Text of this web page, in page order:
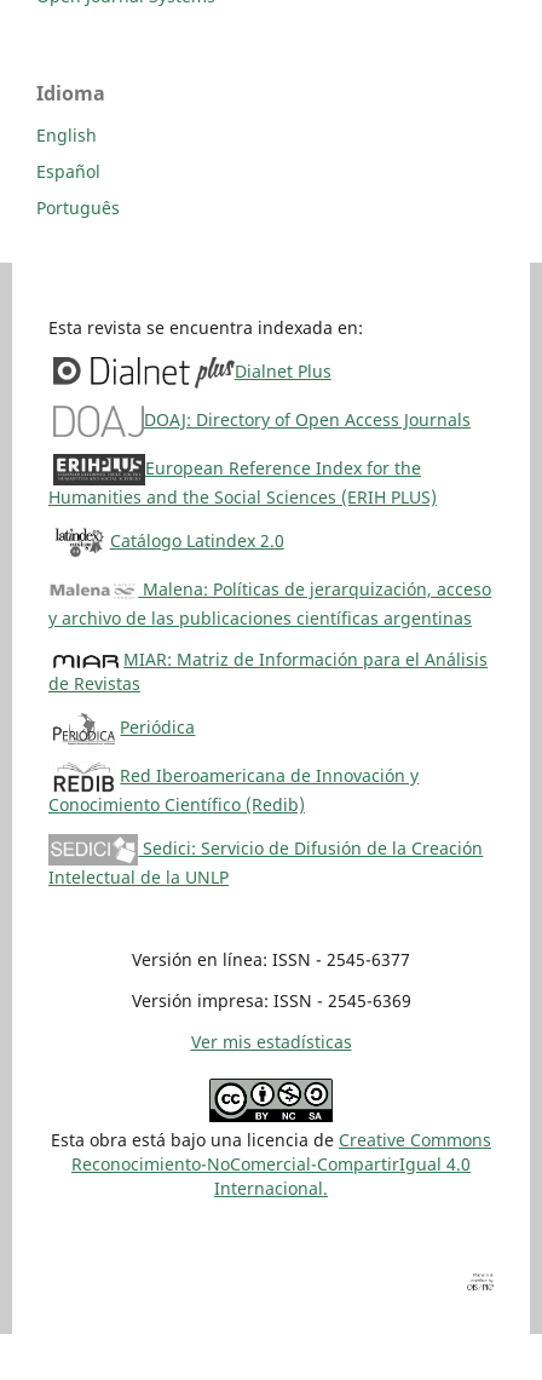
Idioma
English
Español
Português
Esta revista se encuentra indexada en:
Dialnet Plus
DOAJ: Directory of Open Access Journals
European Reference Index for the
Humanities and the Social Sciences (ERIH PLUS)
Catálogo Latindex 2.0
Malena: Políticas de jerarquización, acceso
y archivo de las publicaciones científicas argentinas
MIAR: Matriz de Información para el Análisis
de Revistas
Periódica
Red Iberoamericana de Innovación y
Conocimiento Científico (Redib)
Sedici: Servicio de Difusión de la Creación
Intelectual de la UNLP
Versión en línea: ISSN - 2545-6377
Versión impresa: ISSN - 2545-6369
Ver mis estadísticas
Esta obra está bajo una licencia de Creative Commons
Reconocimiento-NoComercial-CompartirIgual 4.0
Internacional.